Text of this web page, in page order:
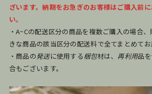
ざいます。納期をお急ぎのお客様はご購入前
い。
・A~Cの配送区分の商品を複数ご購入の場合
きな商品の該当区分の配送料で全てまとめてお
・商品の発送に使用する梱包材は、 再利用品
合もございます。